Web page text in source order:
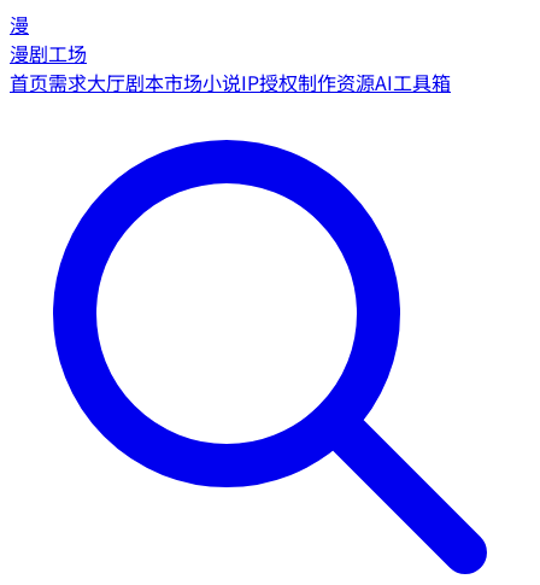
漫
漫剧工场
首页需求大厅剧本市场小说IP授权制作资源AI工具箱